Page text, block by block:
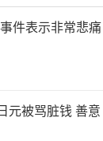
件表示非常悲痛
元被骂脏钱 善意